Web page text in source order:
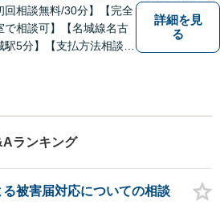
回相談無料/30分】【完全
で相談可】【名城線名古
駅5分】【支払方法相談
がけております。土日
夜間の対応可能です。遠
くお気軽にお問合せくだ
。
詳細を見
る
ランキング
被害届対応についての相談